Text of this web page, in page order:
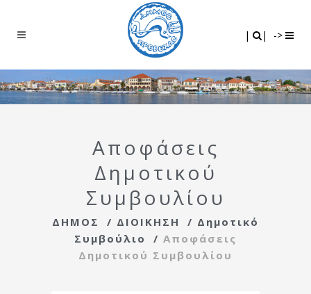
| | ->
Αποφάσεις
Δημοτικού
Συμβουλίου
ΔΗΜΟΣ / ΔΙΟΙΚΗΣΗ / Δημοτικό
Συμβούλιο
/ Αποφάσεις
Δημοτικού Συμβουλίου